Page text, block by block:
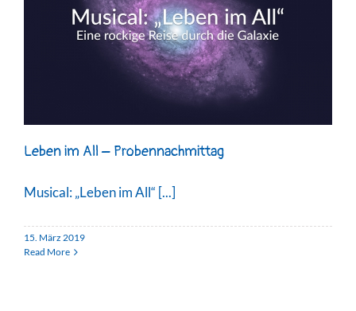
Leben im All – Probennachmittag
Musical: „Leben im All“ [...]
15. März 2019
Read More